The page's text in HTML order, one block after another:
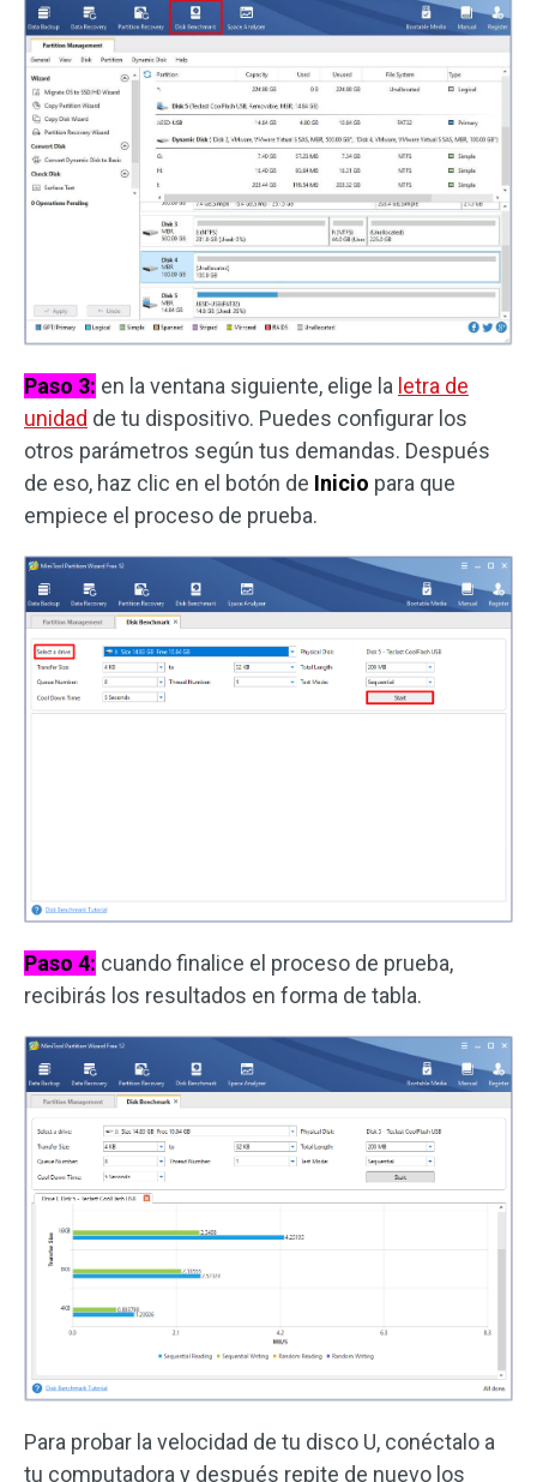
Paso 3: en la ventana siguiente, elige la letra de
unidad de tu dispositivo. Puedes configurar los
otros parámetros según tus demandas. Después
de eso, haz clic en el botón de Inicio para que
empiece el proceso de prueba.
Paso 4: cuando finalice el proceso de prueba,
recibirás los resultados en forma de tabla.
Para probar la velocidad de tu disco U, conéctalo a
tu computadora y después repite de nuevo los